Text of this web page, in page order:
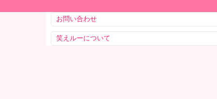
お問い合わせ
笑えルーについて